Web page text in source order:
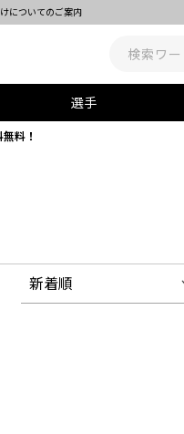
についてのご案内
選手
料！
新着順